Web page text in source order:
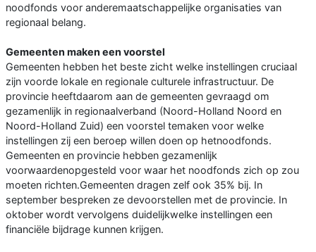
noodfonds voor anderemaatschappelijke organisaties van
regionaal belang.
Gemeenten maken een voorstel
Gemeenten hebben het beste zicht welke instellingen cruciaal
zijn voorde lokale en regionale culturele infrastructuur. De
provincie heeftdaarom aan de gemeenten gevraagd om
gezamenlijk in regionaalverband (Noord-Holland Noord en
Noord-Holland Zuid) een voorstel temaken voor welke
instellingen zij een beroep willen doen op hetnoodfonds.
Gemeenten en provincie hebben gezamenlijk
voorwaardenopgesteld voor waar het noodfonds zich op zou
moeten richten.Gemeenten dragen zelf ook 35% bij. In
september bespreken ze devoorstellen met de provincie. In
oktober wordt vervolgens duidelijkwelke instellingen een
financiële bijdrage kunnen krijgen.